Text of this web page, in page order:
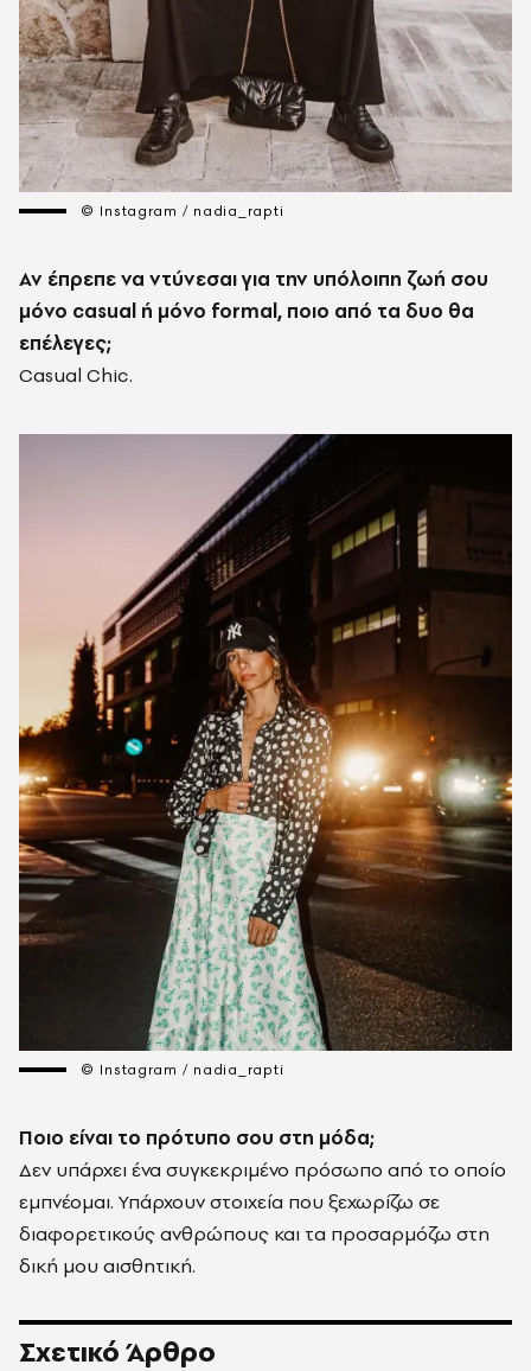
© Instagram / nadia_rapti
Αν έπρεπε να ντύνεσαι για την υπόλοιπη ζωή σου
μόνο casual ή μόνο formal, ποιο από τα δυο θα
επέλεγες;
Casual Chic.
© Instagram / nadia_rapti
Ποιο είναι το πρότυπο σου στη μόδα;
Δεν υπάρχει ένα συγκεκριμένο πρόσωπο από το οποίο
εμπνέομαι. Υπάρχουν στοιχεία που ξεχωρίζω σε
διαφορετικούς ανθρώπους και τα προσαρμόζω στη
δική μου αισθητική.
Σχετικό Άρθρο